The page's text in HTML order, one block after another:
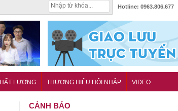
Hotline: 0963.806.677
LƯỢNG THƯƠNG HIỆU HỘI NHẬP VIDEO
CẢNH BÁO